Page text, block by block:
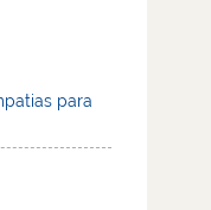
para